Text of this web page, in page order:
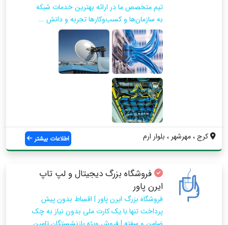
تیم متخصص ما در ارائه بهترین خدمات شبکه
به سازمان‌ها و کسب‌وکارها تجربه و دانش ...
کرج ، مهرشهر ، بلوار ارم اطلاعات بیشتر
فروشگاه بزرگ دیجیتال و لپ تاپ
ایرن پاور
فروشگاه بزرگ ایرن پاور | اقساط بدون پیش
پرداخت تنها با یک کارت ملی بدون نیاز به چک